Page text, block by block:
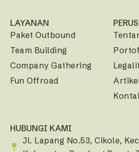
LAYANAN
Paket Outbound
Team Building
Company Gathering
Fun Offroad
HUBUNGI KAMI
Jl. Lapang No.53, Cikole,